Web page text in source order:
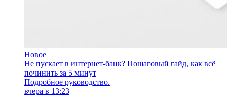
Новое
Не пускает в интернет-банк? Пошаговый гайд, как всё
починить за 5 минут
Подробное руководство.
вчера в 13:23